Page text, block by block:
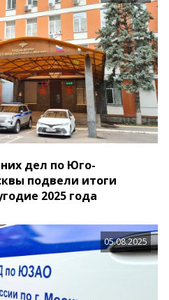
дел по Юго-
подвели итоги
2025 года
05.08.2025